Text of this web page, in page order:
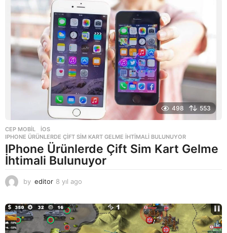
l
a
g
o
498 553
CEP MOBIL ,IOS
IPHONE ÜRÜNLERDE ÇIFT SIM KART GELME İHTIMALI BULUNUYOR
IPhone Ürünlerde Çift Sim Kart Gelme
İhtimali Bulunuyor
by editor 8 yıl ago
a